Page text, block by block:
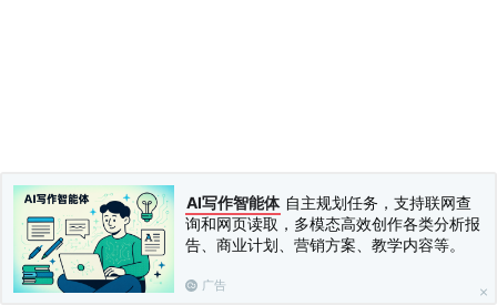
AI写作智能体 自主规划任务，支持联网查
询和网页读取，多模态高效创作各类分析报
告、商业计划、营销方案、教学内容等。
广告